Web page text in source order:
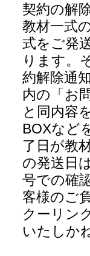
契約の解
教材一式
式をご発
ります。
約解除通
内の「お
と同内容
BOXなど
了日が教
の発送日
号での確
客様のご
クーリン
いたしか